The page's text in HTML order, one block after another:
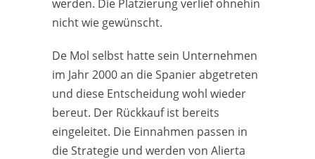
werden. Die Platzierung verlief ohnehin
nicht wie gewünscht.
De Mol selbst hatte sein Unternehmen
im Jahr 2000 an die Spanier abgetreten
und diese Entscheidung wohl wieder
bereut. Der Rückkauf ist bereits
eingeleitet. Die Einnahmen passen in
die Strategie und werden von Alierta